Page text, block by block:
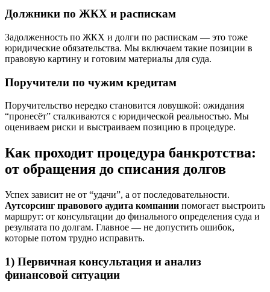
Должники по ЖКХ и распискам
Задолженность по ЖКХ и долги по распискам — это тоже
юридические обязательства. Мы включаем такие позиции в
правовую картину и готовим материалы для суда.
Поручители по чужим кредитам
Поручительство нередко становится ловушкой: ожидания
“пронесёт” сталкиваются с юридической реальностью. Мы
оцениваем риски и выстраиваем позицию в процедуре.
Как проходит процедура банкротства:
от обращения до списания долгов
Успех зависит не от “удачи”, а от последовательности.
Аутсорсинг правового аудита компании помогает выстроить
маршрут: от консультации до финального определения суда и
результата по долгам. Главное — не допустить ошибок,
которые потом трудно исправить.
1) Первичная консультация и анализ
финансовой ситуации